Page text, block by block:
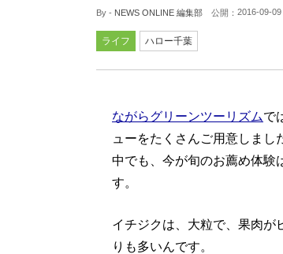
By - NEWS ONLINE 編集部 公開： 2016-09-09
ライフ ハロー千葉
ながらグリーンツーリズムで
ューをたくさんご用意しまし
中でも、今が旬のお薦め体験
す。
イチジクは、大粒で、果肉が
りも多いんです。